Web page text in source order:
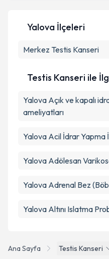
Ana Sayfa Testis Kanseri
Yalova İlçeleri
Merkez Testis Kanseri
Testis Kanseri ile
Yalova Açık ve kapalı
ameliyatları
Yalova Acil İdrar Yapma
Yalova Adölesan
Yalova Adrenal Bez
Yalova Altını Islatma